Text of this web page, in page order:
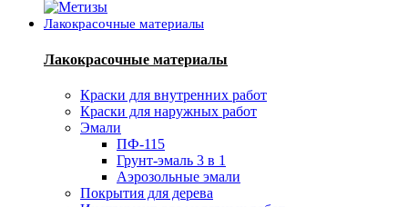
Лакокрасочные материалы
Лакокрасочные материалы
Краски для внутренних работ
Краски для наружных работ
Эмали
ПФ-115
Грунт-эмаль 3 в 1
Аэрозольные эмали
Покрытия для дерева